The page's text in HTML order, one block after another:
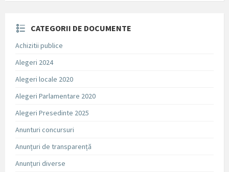
CATEGORII DE DOCUMENTE
Achizitii publice
Alegeri 2024
Alegeri locale 2020
Alegeri Parlamentare 2020
Alegeri Presedinte 2025
Anunturi concursuri
Anunțuri de transparență
Anunțuri diverse